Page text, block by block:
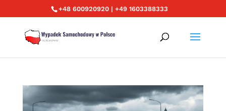
+48 600920920 | +49 1603388333